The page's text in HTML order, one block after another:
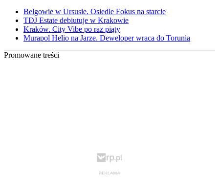
Belgowie w Ursusie. Osiedle Fokus na starcie
TDJ Estate debiutuje w Krakowie
Kraków. City Vibe po raz piąty
Murapol Helio na Jarze. Deweloper wraca do Torunia
Promowane treści